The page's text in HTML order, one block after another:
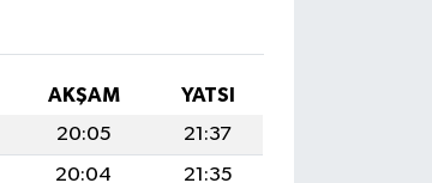
AKŞAM
YATSI
20:05
21:37
20:04
21:35